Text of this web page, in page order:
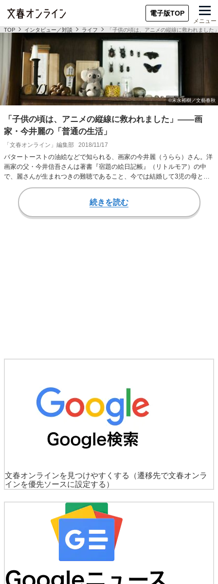
電子版TOP
メニュー
TOP インタビュー／対談 ライフ 「子供の頃は、アニメの縦線に救われまし
「子供の頃は、アニメの縦線に救われました」――画
家・今井麗の「普通の生活」
「文春オンライン」編集部 2018/11/17
バタートーストの油絵などで知られる、画家の今井麗（うらら）さん。洋
画家の父・今井信吾さんは著書『宿題の絵日記帳』（リトルモア）の中
で、麗さんが生まれつきの難聴であること、今では結婚して3児の母とな
り、新進画家として成…
続きを読む
文春オンラインを見つけやすくする
（遷移先で文春オンラ
インを優先ソースに設定する）